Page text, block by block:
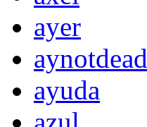
ayer
aynotdead
ayuda